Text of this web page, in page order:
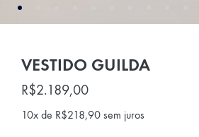
VESTIDO GUILDA
R$2.189,00
10x de R$218,90 sem juros